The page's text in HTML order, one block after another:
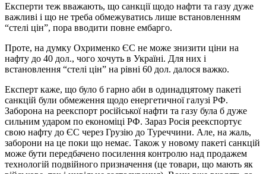
Експерти теж вважають, що санкції щодо нафти та газу дуже
важливі і що не треба обмежуватись лише встановленням
“стелі цін”, пора вводити повне ембарго.
Проте, на думку Охрименко ЄС не може знизити ціни на
нафту до 40 дол., чого хочуть в Україні. Для них і
встановлення “стелі цін” на рівні 60 дол. далося важко.
Експерт каже, що було б гарно аби в одинадцятому пакеті
санкцій були обмеження щодо енергетичної галузі РФ.
Заборона на реекспорт російської нафти та газу була б дуже
сильним ударом по економіці РФ. Зараз Росія реекспортує
свою нафту до ЄС через Грузію до Туреччини. Але, на жаль,
заборони на це поки що немає. Також у новому пакеті санкцій
може бути передбачено посилення контролю над продажем
технологій подвійного призначення (це товари, що мають як